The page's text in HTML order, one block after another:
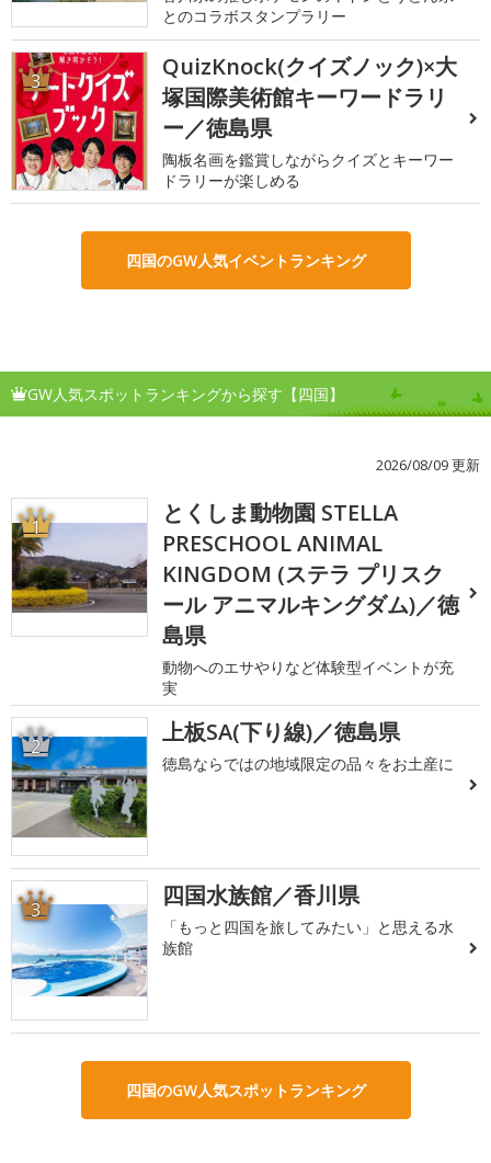
とのコラボスタンプラリー
3
QuizKnock(クイズノック)×大
塚国際美術館キーワードラリ
ー／徳島県
陶板名画を鑑賞しながらクイズとキーワー
ドラリーが楽しめる
四国のGW人気イベントランキング
GW人気スポットランキングから探す【四国】
2026/08/09 更新
1
とくしま動物園 STELLA
PRESCHOOL ANIMAL
KINGDOM (ステラ プリスク
ール アニマルキングダム)／徳
島県
動物へのエサやりなど体験型イベントが充
実
2 上板SA(下り線)／徳島県
徳島ならではの地域限定の品々をお土産に
3 四国水族館／香川県
「もっと四国を旅してみたい」と思える水
族館
四国のGW人気スポットランキング